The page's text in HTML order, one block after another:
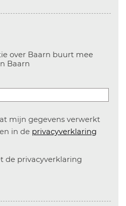
over Baarn buurt mee
Baarn
mijn gegevens verwerkt
in de privacyverklaring
de privacyverklaring